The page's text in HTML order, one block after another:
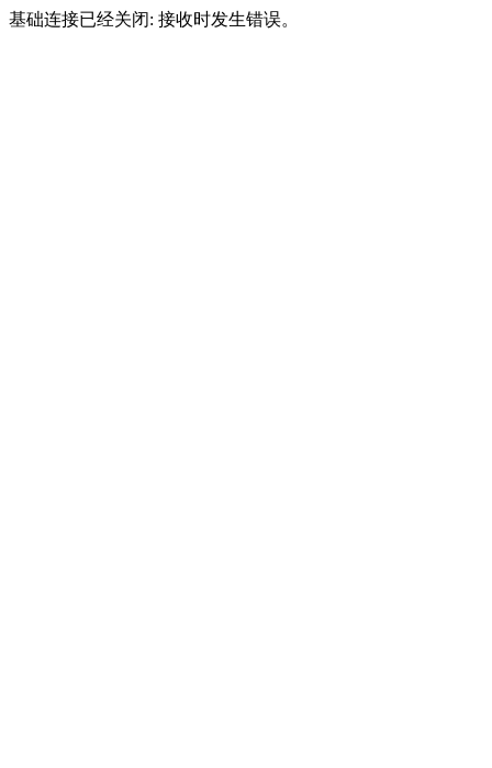
基础连接已经关闭: 接收时发生错误。